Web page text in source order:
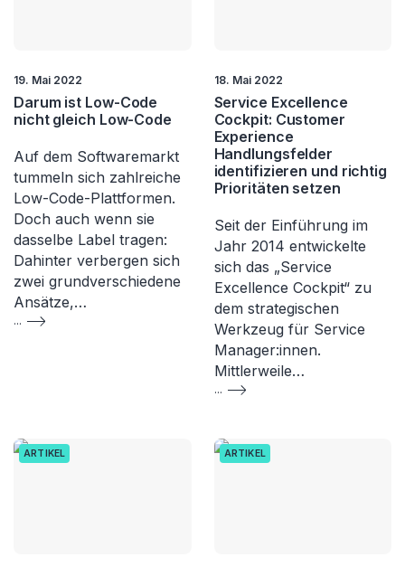
19. Mai 2022
Darum ist Low-Code
nicht gleich Low-Code
Auf dem Softwaremarkt
tummeln sich zahlreiche
Low-Code-Plattformen.
Doch auch wenn sie
dasselbe Label tragen:
Dahinter verbergen sich
zwei grundverschiedene
Ansätze,…
...
18. Mai 2022
Service Excellence
Cockpit: Customer
Experience
Handlungsfelder
identifizieren und richtig
Prioritäten setzen
Seit der Einführung im
Jahr 2014 entwickelte
sich das „Service
Excellence Cockpit“ zu
dem strategischen
Werkzeug für Service
Manager:innen.
Mittlerweile…
...
ARTIKEL ARTIKEL